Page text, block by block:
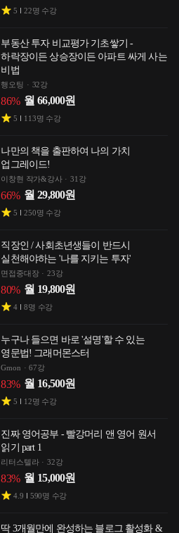
5 22명 수강
부동산 투자 비교평가 기초쌓기 -
하락장이든 상승장이든 아파트 싸게 사는
비법
행오팅 32강
86% 월 66,000원
5 113명 수강
나만의 책을 출판하여 나의 가치
업그레이드!
이창현 작가&강사 31강
66% 월 29,800원
5 250명 수강
직장인 / 사회초년생들이 반드시
실천해야하는 '나를 지키는 투자'
면접중대장 23강
80% 월 19,800원
4 8명 수강
누구나 들으면 바로 '설명'할 수 있는
영문법! 그래머몬스터
Gmon 67강
83% 월 16,500원
5 12명 수강
진짜 영어공부 - 빨강머리 앤 영어 원서
읽기 part 1
리터스텔라 32강
83% 월 15,000원
4.9 590명 수강
딱 3개월만에 완성하는 블로그 활성화 &